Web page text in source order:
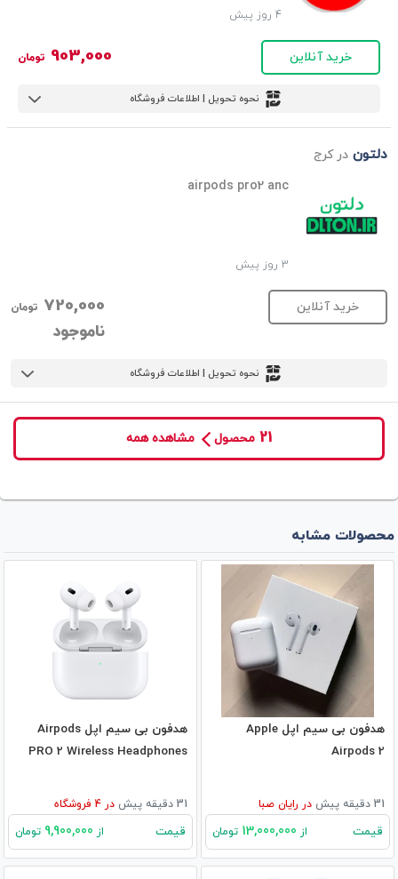
4 روز پیش
خرید آنلاین 903,000 تومان
نحوه تحویل | اطلاعات فروشگاه
دلتون در کرج
airpods pro2 anc
3 روز پیش
خرید آنلاین 720,000 تومان
ناموجود
نحوه تحویل | اطلاعات فروشگاه
21 محصول مشاهده همه
محصولات مشابه
هدفون بی‌ سیم اپل Apple
Airpods 2
31 دقیقه پیش در رایان صبا
قیمت از تومان
هدفون بی‌ سیم اپل Airpods
PRO 2 Wireless Headphones
31 دقیقه پیش در فروشگاه
قیمت از تومان